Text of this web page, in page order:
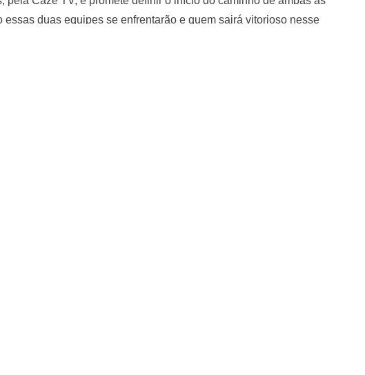
duas equipes se enfrentarão e quem sairá vitorioso nesse